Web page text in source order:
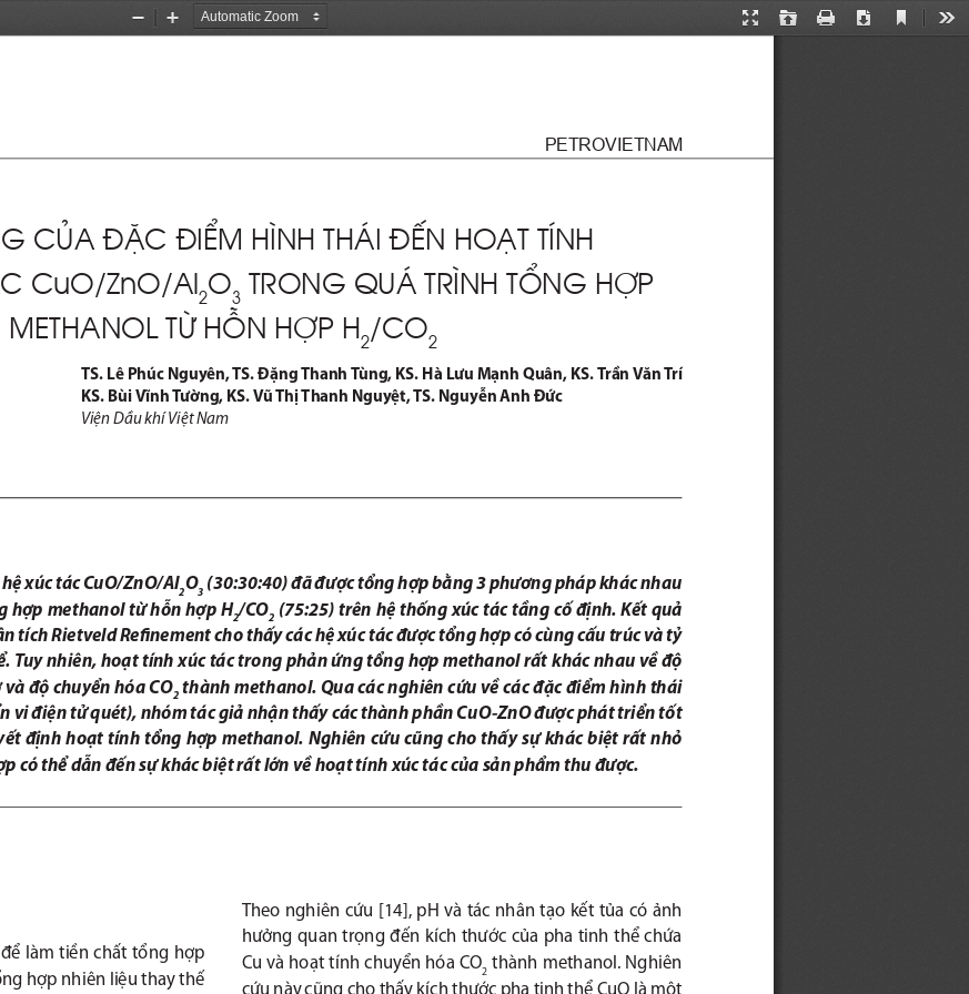
Presentation
Open Print Download
Current
Zoom
Zoom
PETROVIETNAM
CỦ A ĐẶC ĐIỂM HÌNH THÁI ĐẾN HOẠT TÍNH
CuO/ZnO/Al
2
O
3
TRONG QUÁ TRÌNH TỔNG HỢP
METHANOL TỪ HỖN HỢP H
2
/CO
2
TS. Lê Phúc Nguyên, TS. Đặng Thanh Tùng, KS. Hà Lưu Mạnh Quân, KS. Trần Văn Trí
KS. Bùi Vĩnh Tường, KS. Vũ Thị Thanh Nguyệt, TS. Nguyễn Anh Đức
Viện Dầu khí Việt Nam
xúc tác CuO/ZnO/Al2O3 (30:30:40) đã được tổng hợp bằng 3 phương pháp khác nhau
hợp methanol từ hỗn hợp H2/CO2 (75:25) trên hệ thống xúc tác tầng cố định. Kết quả
tích Rietveld Refi
  nement cho thấy các hệ xúc tác được tổng hợp có cùng cấu trúc và tỷ
Tuy nhiên, hoạt tính xúc tác trong phản ứng tổng hợp methanol rất khác nhau về độ
độ chuyển hóa CO2 thành methanol. Qua các nghiên cứu về các đặc điểm hình thái
vi điện tử quét), nhóm tác giả nhận thấy các thành phần CuO-ZnO được phát triển tốt
định  hoạt  tính  tổng  hợp  methanol.  Nghiên  cứu  cũng  cho  thấy  sự  khác  biệt  rất  nhỏ
có thể dẫn đến sự khác biệt rất lớn về hoạt tính xúc tác của sản phẩm thu được.
làm tiền chất tổng hợp
hợp nhiên liệu thay thế
Theo nghiên cứu [14], pH và tác nhân tạo kết tủa có ảnh
hưởng quan trọng đến kích thước của pha tinh thể chứa
Cu và hoạt tính chuyển hóa CO2 thành methanol. Nghiên